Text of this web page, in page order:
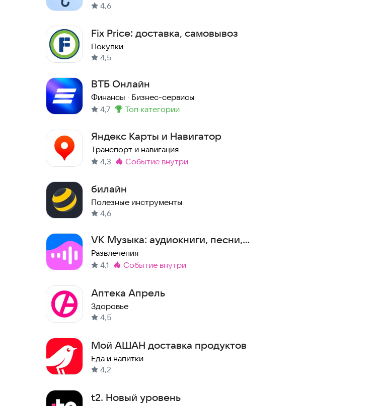
4,6
Fix Price: доставка, самовывоз
Покупки
4,5
ВТБ Онлайн
Финансы · Бизнес-сервисы
4,7
Метка :
топ категории
Яндекс Карты и Навигатор
Транспорт и навигация
4,3
Метка:
событие внутри
билайн
Полезные инструменты
4,6
VK Музыка: аудиокниги, песни,
подкасты
Развлечения
4,1
Метка:
событие внутри
Аптека Апрель
Здоровье
4,5
Мой АШАН доставка продуктов
Еда и напитки
4,2
t2. Новый уровень